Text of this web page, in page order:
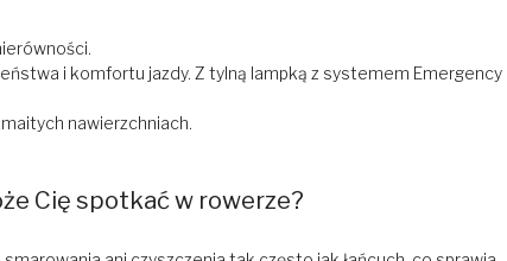
i komfortu jazdy. Z tylną lampką z systemem Emergency
nawierzchniach.
Cię spotkać w rowerze?